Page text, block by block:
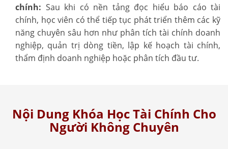
chính: Sau khi có nền tảng đọc hiểu báo cáo tài
chính, học viên có thể tiếp tục phát triển thêm các kỹ
năng chuyên sâu hơn như phân tích tài chính doanh
nghiệp, quản trị dòng tiền, lập kế hoạch tài chính,
thẩm định doanh nghiệp hoặc phân tích đầu tư.
Nội Dung Khóa Học Tài Chính Cho
Người Không Chuyên